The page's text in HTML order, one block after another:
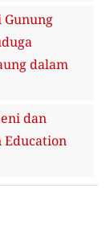
dalam
dan
Education